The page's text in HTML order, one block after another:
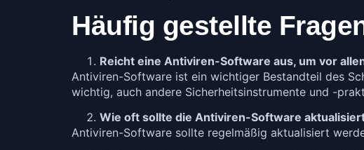
Häufig gestellte
Reicht eine Antiviren-Software aus, um vor
Antiviren-Software ist ein wichtiger Bestandteil des
wichtig, auch andere Sicherheitsinstrumente und -
Wie oft sollte die Antiviren-Software
Antiviren-Software sollte regelmäßig aktualisiert